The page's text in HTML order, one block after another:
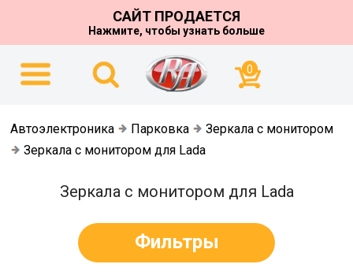
САЙТ ПРОДАЕТСЯ
Нажмите, чтобы узнать больше
0
Автоэлектроника Парковка
Зеркала с монитором
Зеркала с монитором для Lada
Зеркала с монитором для Lada
Фильтры